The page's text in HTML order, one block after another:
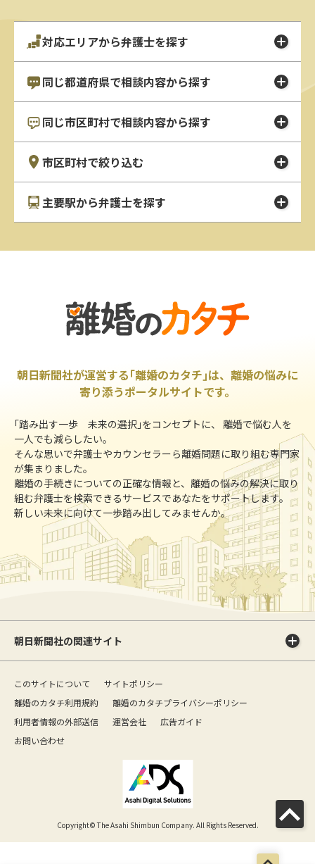
対応エリアから弁護士を探す
同じ都道府県で相談内容から探す
同じ市区町村で相談内容から探す
市区町村で絞り込む
主要駅から弁護士を探す
朝日新聞社が運営する｢離婚のカタチ｣は、離婚の悩みに
寄り添うポータルサイトです。
｢踏み出す一歩 未来の選択｣をコンセプトに、 離婚で悩む人を
一人でも減らしたい。
そんな思いで弁護士やカウンセラーら離婚問題に取り組む専門家
が集まりました。
離婚の手続きについての正確な情報と、離婚の悩みの解決に取り
組む弁護士を検索できるサービスであなたをサポートします。
新しい未来に向けて一歩踏み出してみませんか。
朝日新聞社の関連サイト
このサイトについて
サイトポリシー
離婚のカタチ利用規約
離婚のカタチプライバシーポリシー
利用者情報の外部送信
運営会社
広告ガイド
お問い合わせ
Copyright© The Asahi Shimbun Company. All Rights Reserved.